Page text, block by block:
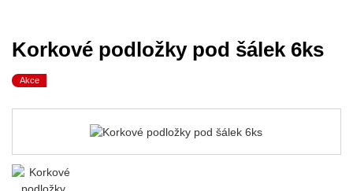
Korkové podložky pod šálek 6ks
Akce